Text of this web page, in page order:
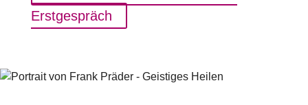
Erstgespräch